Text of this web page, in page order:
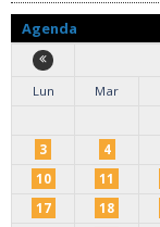
Agenda
Lun
Mar
3
4
10
11
17
18